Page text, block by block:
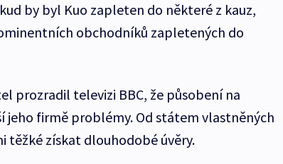
by byl Kuo zapleten do některé z kauz,
obchodníků zapletených do
prozradil televizi BBC, že působení na
jeho firmě problémy. Od státem vlastněných
těžké získat dlouhodobé úvěry.